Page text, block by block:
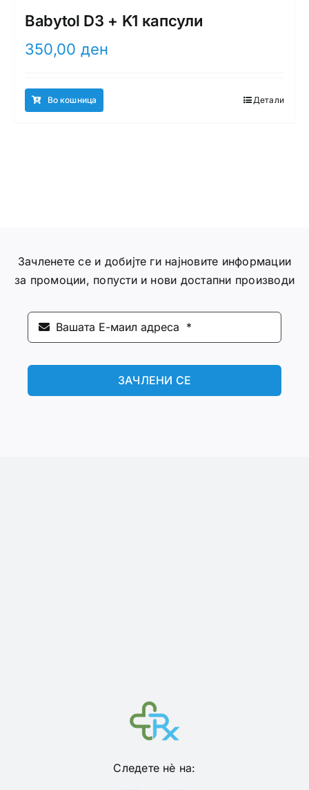
Babytol D3 + K1 капсули
350,00 ден
Во кошница Детали
Зачленете се и добијте ги најновите информации
за промоции, попусти и нови достапни производи
ЗАЧЛЕНИ СЕ
Следете нѐ на: